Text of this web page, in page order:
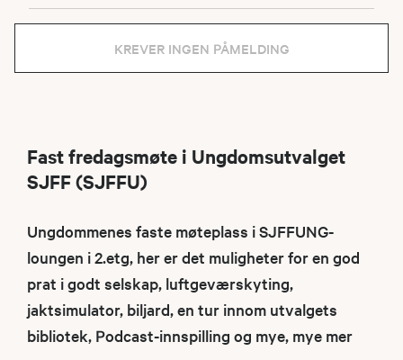
KREVER INGEN PÅMELDING
Fast fredagsmøte i Ungdomsutvalget
SJFF (SJFFU)
Ungdommenes faste møteplass i SJFFUNG-
loungen i 2.etg, her er det muligheter for en god
prat i godt selskap, luftgeværskyting,
jaktsimulator, biljard, en tur innom utvalgets
bibliotek, Podcast-innspilling og mye, mye mer